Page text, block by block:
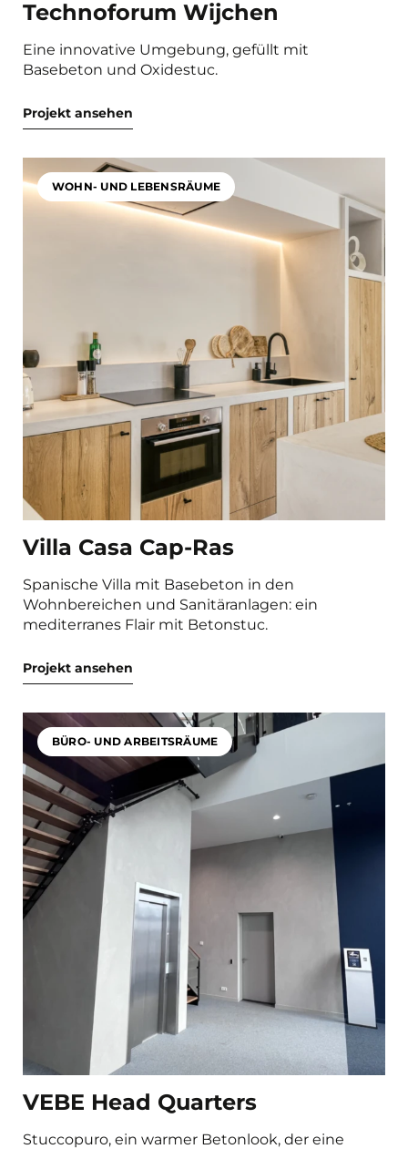
Technoforum Wijchen
Eine innovative Umgebung, gefüllt mit
Basebeton und Oxidestuc.
Projekt ansehen
WOHN- UND LEBENSRÄUME
Villa Casa Cap-Ras
Spanische Villa mit Basebeton in den
Wohnbereichen und Sanitäranlagen: ein
mediterranes Flair mit Betonstuc.
Projekt ansehen
BÜRO- UND ARBEITSRÄUME
VEBE Head Quarters
Stuccopuro, ein warmer Betonlook, der eine